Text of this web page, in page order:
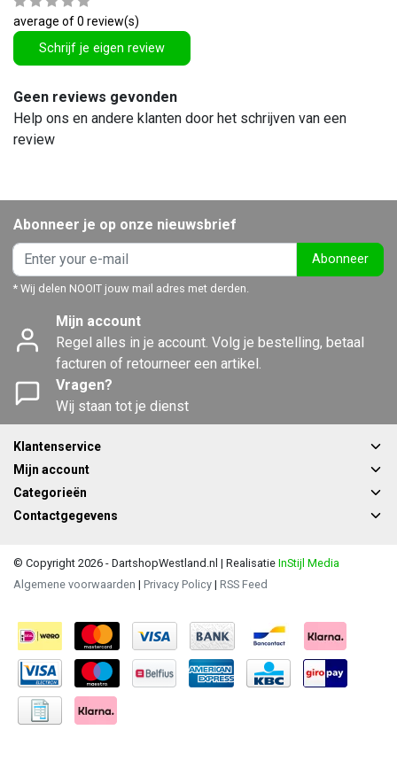
average of 0 review(s)
Schrijf je eigen review
Geen reviews gevonden
Help ons en andere klanten door het schrijven van een
review
Abonneer je op onze nieuwsbrief
Abonneer
* Wij delen NOOIT jouw mail adres met derden.
Mijn account
Regel alles in je account. Volg je bestelling, betaal
facturen of retourneer een artikel.
Vragen?
Wij staan tot je dienst
Klantenservice
Mijn account
Categorieën
Contactgegevens
© Copyright 2026 - DartshopWestland.nl | Realisatie InStijl Media
Algemene voorwaarden | Privacy Policy | RSS Feed